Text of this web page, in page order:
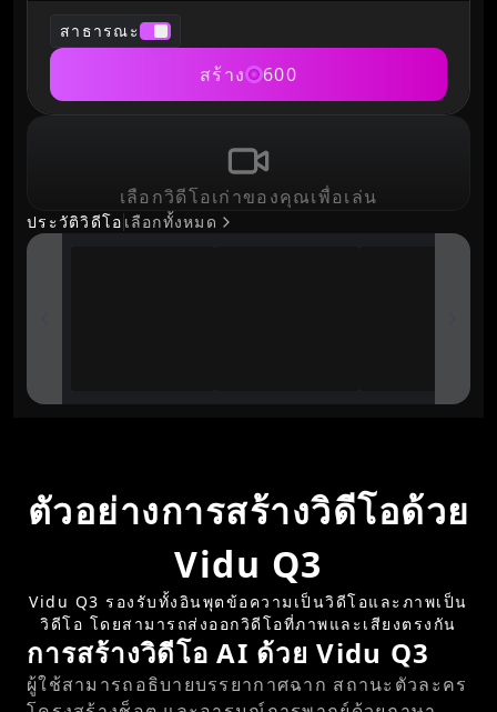
สาธารณะ
สร้าง 600
เลือกวิดีโอเก่าของคุณเพื่อเล่น
ประวัติวิดีโอ เลือกทั้งหมด
ตัวอย่างการสร้างวิดีโอด้วย
Vidu Q3
Vidu Q3 รองรับทั้งอินพุตข้อความเป็นวิดีโอและภาพเป็น
วิดีโอ โดยสามารถส่งออกวิดีโอที่ภาพและเสียงตรงกัน
การสร้างวิดีโอ AI ด้วย Vidu Q3
ผู้ใช้สามารถอธิบายบรรยากาศฉาก สถานะตัวละคร